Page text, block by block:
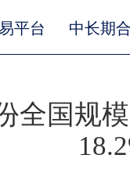
平台 中长期
全国规